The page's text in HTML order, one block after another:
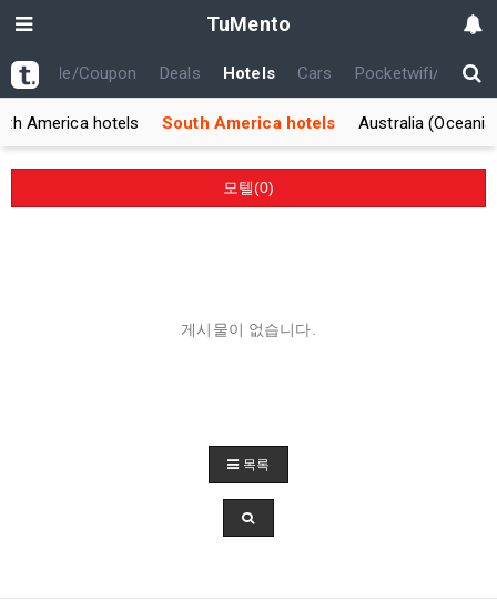
TuMento
Code/Coupon Deals Hotels Cars Pocketwifi/USIM
America hotels South America hotels Australia
모텔(0)
게시물이 없습니다.
목록